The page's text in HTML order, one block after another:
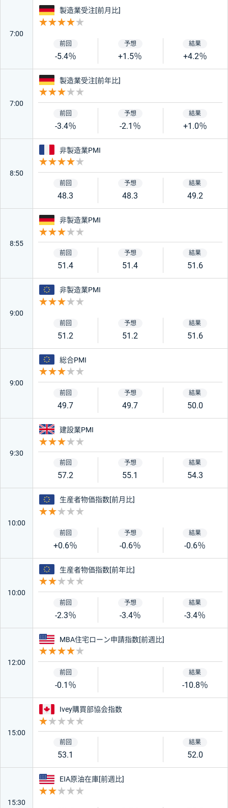
7:00
ドイツ
製造業受注[前月比]
-5.4％ +1.5％ +4.2％
7:00
ドイツ
製造業受注[前年比]
-3.4％ -2.1％ +1.0％
8:50
フランス
非製造業PMI
48.3 48.3 49.2
8:55
ドイツ
非製造業PMI
51.4 51.4 51.6
9:00
ユーロ
非製造業PMI
51.2 51.2 51.6
9:00
ユーロ
総合PMI
49.7 49.7 50.0
9:30
イギリス
建設業PMI
57.2 55.1 54.3
10:00
ユーロ
生産者物価指数[前月比]
+0.6％ -0.6％ -0.6％
10:00
ユーロ
生産者物価指数[前年比]
-2.3％ -3.4％ -3.4％
12:00
アメリカ
MBA住宅ローン申請指数[前週比]
-0.1％ -10.8％
15:00
カナダ
Ivey購買部協会指数
53.1 52.0
15:30
アメリカ
EIA原油在庫[前週比]